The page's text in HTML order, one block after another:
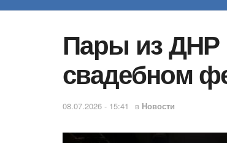
Пары из ДНР
свадебном
08.07.2026 - 15:41 в Новости